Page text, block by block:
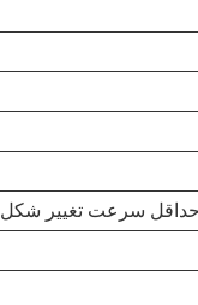
حداقل سرعت تغییر شکل